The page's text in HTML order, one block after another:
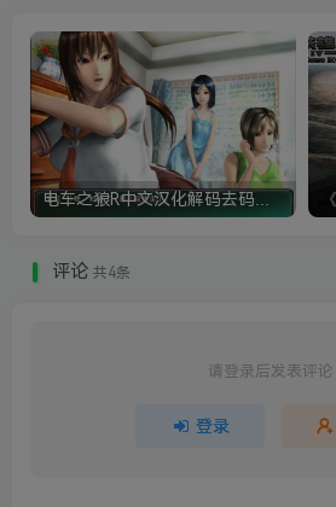
电车之狼R中文汉化解码去码硬盘完整破解版+MOD特典+全CG存档+攻略|修复卡顿
评论 共4条
请登录后发表评论
登录